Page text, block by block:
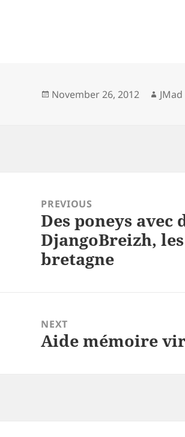
Posted
November 26, 2012 Author
JMad
navigationPREVIOUS
Previous
post:
Des poneys
DjangoBreizh,
bretagne
NEXT
Next
Aide mémoire